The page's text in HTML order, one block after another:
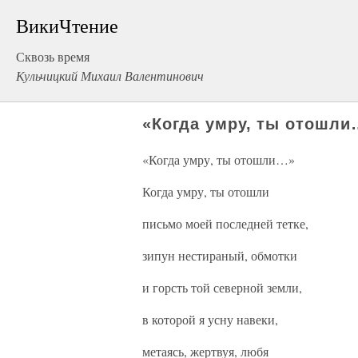
ВикиЧтение
Сквозь время
Кульчицкий Михаил Валентинович
«Когда умру, ты
«Когда умру, ты отошли…»
Когда умру, ты отошли
письмо моей последней тетке,
зипун нестираный, обмотки
и горсть той северной земли,
в которой я усну навеки,
метаясь, жертвуя, любя